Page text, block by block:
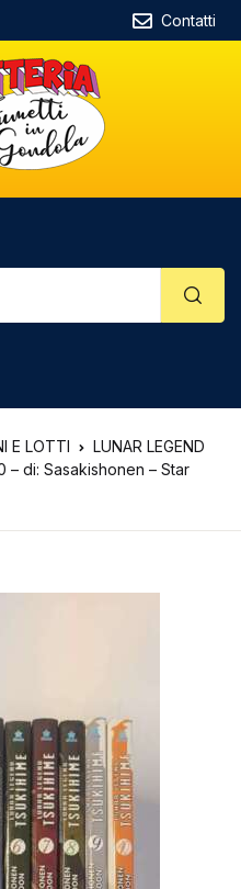
Contatti
E LOTTI
LUNAR LEGEND
– di: Sasakishonen – Star